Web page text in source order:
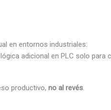
en entornos industriales:
adicional en PLC solo para
productivo, no al revés.